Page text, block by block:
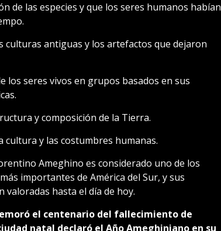
de las especies y que los seres humanos habían
culturas antiguas y los artefactos que dejaron
los seres vivos en grupos basados en sus
y composición de la Tierra.
cultura y las costumbres humanas.
Ameghino es considerado uno de los
importantes de América del Sur, y sus
valoradas hasta el día de hoy.
el centenario del fallecimiento de
natal declaró el Año Ameghiniano en su